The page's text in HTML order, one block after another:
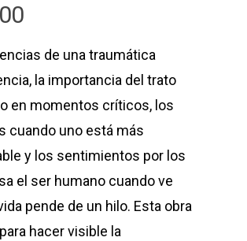
de una traumática
la importancia del trato
en momentos críticos, los
cuando uno está más
y los sentimientos por los
el ser humano cuando ve
pende de un hilo. Esta obra
hacer visible la